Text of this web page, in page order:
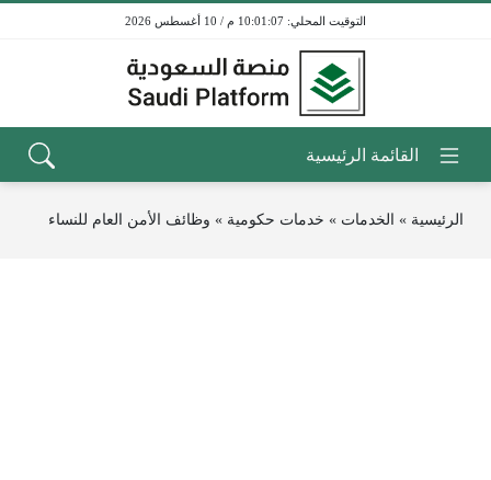
10:01:07 م / 10 أغسطس 2026
الرئيسية » الخدمات » خدمات حكومية » وظائف الأمن العام للنساء